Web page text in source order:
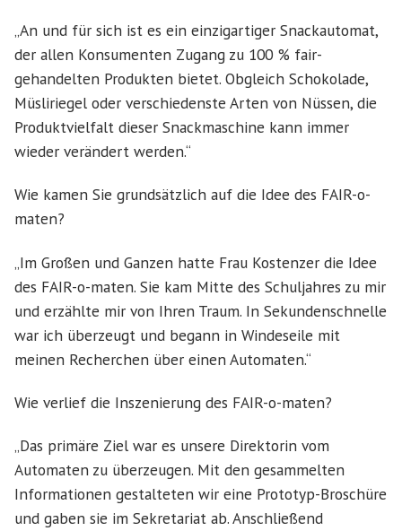
„An und für sich ist es ein einzigartiger Snackautomat,
der allen Konsumenten Zugang zu 100 % fair-
gehandelten Produkten bietet. Obgleich Schokolade,
Müsliriegel oder verschiedenste Arten von Nüssen, die
Produktvielfalt dieser Snackmaschine kann immer
wieder verändert werden.“
Wie kamen Sie grundsätzlich auf die Idee des FAIR-o-
maten?
„Im Großen und Ganzen hatte Frau Kostenzer die Idee
des FAIR-o-maten. Sie kam Mitte des Schuljahres zu mir
und erzählte mir von Ihren Traum. In Sekundenschnelle
war ich überzeugt und begann in Windeseile mit
meinen Recherchen über einen Automaten.“
Wie verlief die Inszenierung des FAIR-o-maten?
„Das primäre Ziel war es unsere Direktorin vom
Automaten zu überzeugen. Mit den gesammelten
Informationen gestalteten wir eine Prototyp-Broschüre
und gaben sie im Sekretariat ab. Anschließend